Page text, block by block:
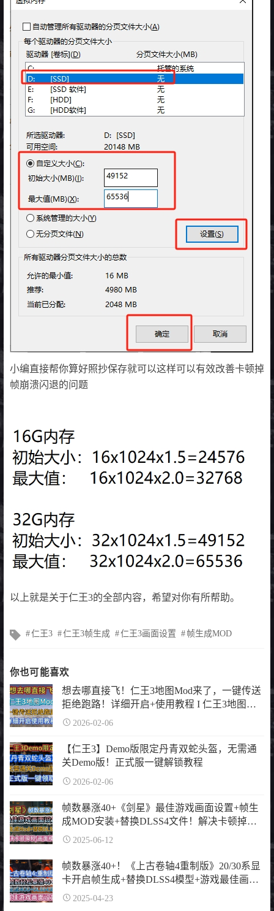
小编直接帮你算好照抄保存就可以这样可以有效改善卡顿掉
帧崩溃闪退的问题
以上就是关于仁王3的全部内容，希望对你有所帮助。
文
签
仁王3 仁王3帧生成 仁王3画面设置 帧生成MOD
你也可能喜欢
想去哪直接飞！仁王3地图Mod来了，一键传送
拒绝跑路！详细开启+使用教程 I 仁王3地图
Mod I 仁王3一键传送
2026-02-06
【仁王3】Demo版限定丹青双蛇头盔，无需通
关Demo版！正式服一键解锁教程
2026-02-06
帧数暴涨40+《剑星》最佳游戏画面设置+帧生
成MOD安装+替换DLSS4文件！解决卡顿掉帧/
画面模糊问题
2025-06-12
帧数暴涨40+！《上古卷轴4重制版》20/30系显
卡开启帧生成+替换DLSS4模型+游戏最佳画面
设置-解决崩溃闪退问题
2025-04-23